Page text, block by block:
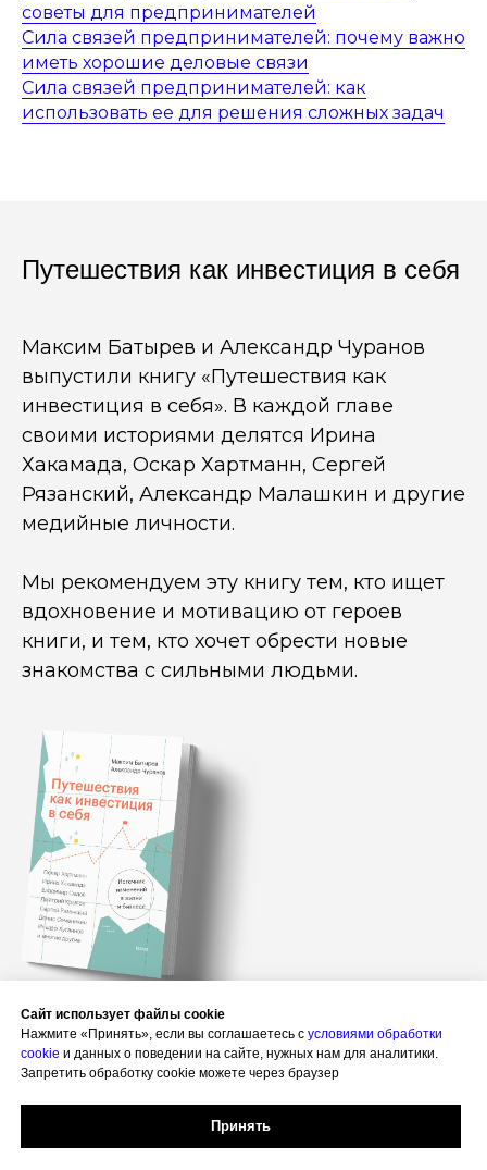
советы для предпринимателей
Сила связей предпринимателей: почему важно
иметь хорошие деловые связи
Сила связей предпринимателей: как
использовать ее для решения сложных задач
Путешествия как инвестиция в себя
Максим Батырев и Александр Чуранов
выпустили книгу «Путешествия как
инвестиция в себя». В каждой главе
своими историями делятся Ирина
Хакамада, Оскар Хартманн, Сергей
Рязанский, Александр Малашкин и другие
медийные личности.
Мы рекомендуем эту книгу тем, кто ищет
вдохновение и мотивацию от героев
книги, и тем, кто хочет обрести новые
знакомства с сильными людьми.
Узнать подробнее
Сайт использует файлы cookie
Нажмите «Принять», если вы соглашаетесь с условиями обработки
cookie и данных о поведении на сайте, нужных нам для аналитики.
Запретить обработку cookie можете через браузер
Принять